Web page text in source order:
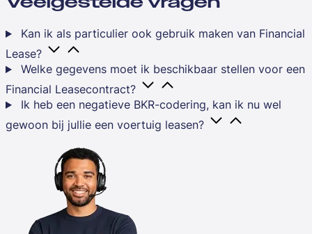
Kan ik als particulier ook gebruik maken van Financial
Lease?
Welke gegevens moet ik beschikbaar stellen voor een
Financial Leasecontract?
Ik heb een negatieve BKR-codering, kan ik nu wel
gewoon bij jullie een voertuig leasen?